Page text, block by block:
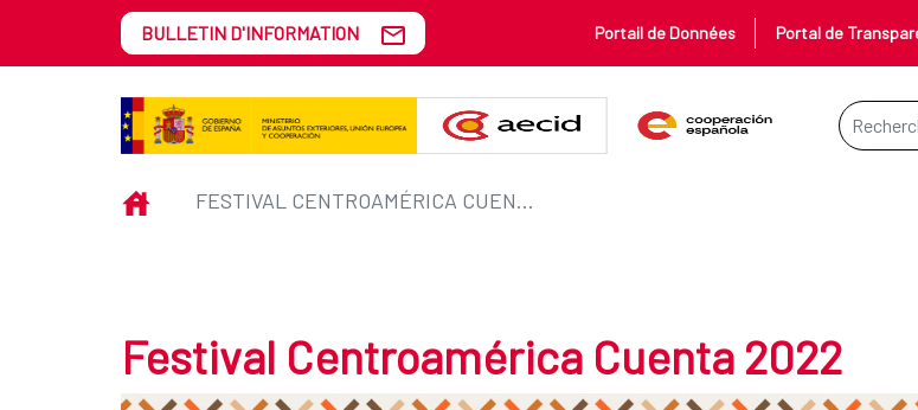
Saut au contenu principal
Festival Centroamérica Cuenta 2022
BULLETIN D'INFORMATION Portail de Données Portal de
Barre
INICIO FESTIVAL CENTROAMÉRICA CUENTA 2022
Festival Centroamérica Cuenta 2022